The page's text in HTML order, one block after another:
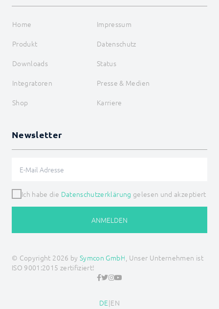
Home
Impressum
Produkt
Datenschutz
Downloads
Status
Integratoren
Presse & Medien
Shop
Karriere
Newsletter
Ich habe die Datenschutzerklärung gelesen und akzeptiert
ANMELDEN
© Copyright 2026 by Symcon GmbH, Unser Unternehmen ist
ISO 9001:2015 zertifiziert!
DE|EN